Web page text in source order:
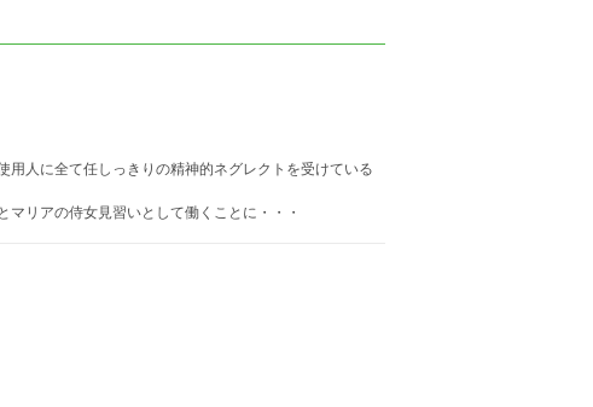
人に全て任しっきりの精神的ネグレクトを受けている
リアの侍女見習いとして働くことに・・・